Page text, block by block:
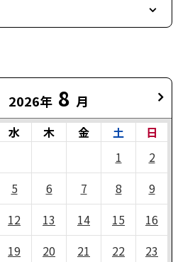
2026年 8 月
水 木 金 土
日
1
2
5 6 7 8
9
12 13 14 15
16
19 20 21 22
23